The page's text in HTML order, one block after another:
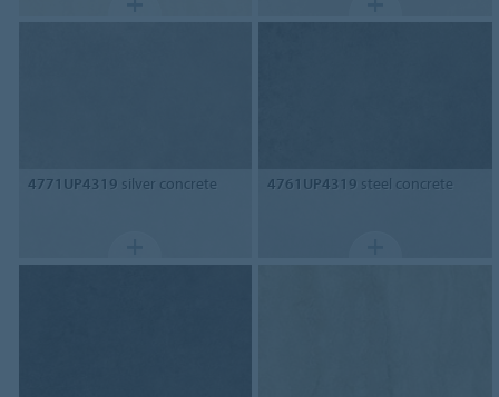
4771UP4319 silver concrete 4761UP4319 steel concrete